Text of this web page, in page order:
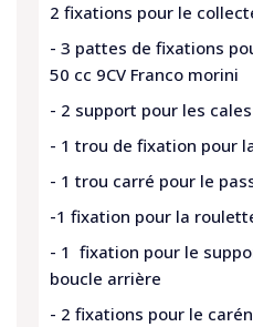
2 fixations pour le
- 3 pattes de fixations
50 cc 9CV Franco morini
- 2 support pour les
- 1 trou de fixation pour
- 1 trou carré pour le
-1 fixation pour la
- 1 fixation pour le
boucle arrière
- 2 fixations pour le